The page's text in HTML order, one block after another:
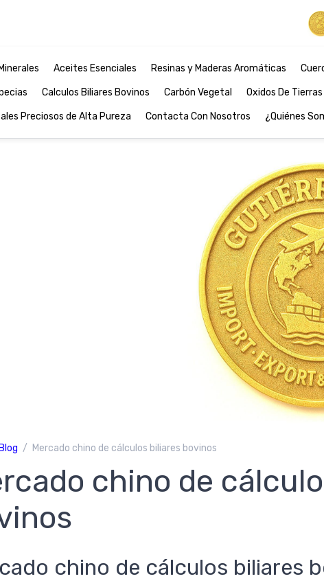
Minerales Aceites Esenciales Resinas y Maderas Aromáticas
Calculos Biliares Bovinos Carbón Vegetal Oxidos De
Preciosos de Alta Pureza Contacta Con Nosotros ¿Quiénes
Mercado chino de cálculos biliares bovinos
chino de
chino de cálculos biliares